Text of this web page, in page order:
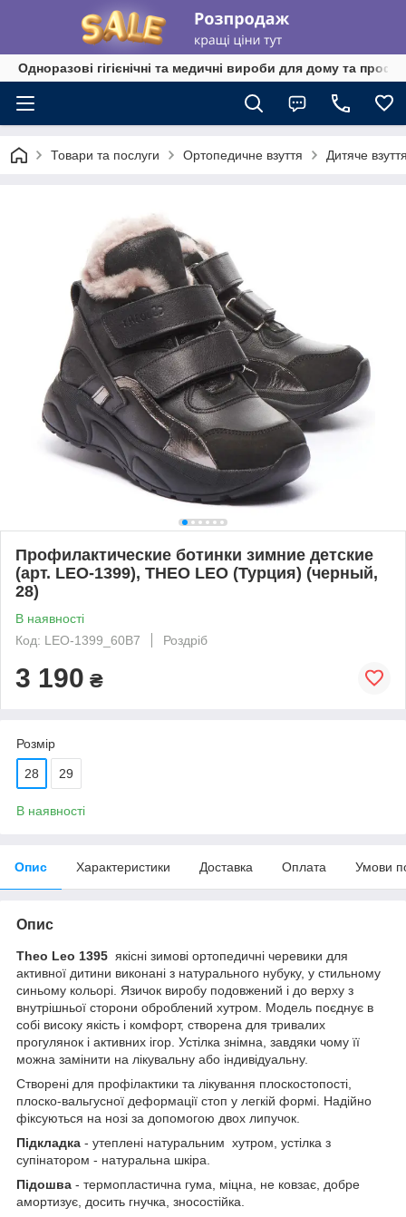
Одноразові гігієнічні та медичні вироби для дому та
Товари та послуги Ортопедичне взуття Дитяче
Профилактические ботинки зимние детские
(арт. LEO-1399), THEO LEO (Турция) (черный,
28)
В наявності
Код: LEO-1399_60B7
Роздріб
3 190 ₴
Розмір
28 29
В наявності
Опис Характеристики Доставка Оплата Умови
Опис
Theo Leo 1395 якісні зимові ортопедичні черевики для
активної дитини виконані з натурального нубуку, у стильному
синьому кольорі. Язичок виробу подовжений і до верху з
внутрішньої сторони оброблений хутром. Модель поєднує в
собі високу якість і комфорт, створена для тривалих
прогулянок і активних ігор. Устілка знімна, завдяки чому її
можна замінити на лікувальну або індивідуальну.
Створені для профілактики та лікування плоскостопості,
плоско-вальгусної деформації стоп у легкій формі. Надійно
фіксуються на нозі за допомогою двох липучок.
Підкладка - утеплені натуральним хутром, устілка з
супінатором - натуральна шкіра.
Підошва - термопластична гума, міцна, не ковзає, добре
амортизує, досить гнучка, зносостійка.